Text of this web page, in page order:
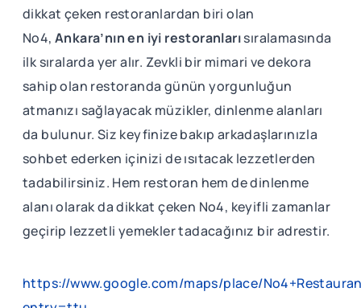
dikkat çeken restoranlardan biri olan
No4, Ankara’nın en iyi restoranlarısıralamasında
ilk sıralarda yer alır. Zevkli bir mimari ve dekora
sahip olan restoranda günün yorgunluğun
atmanızı sağlayacak müzikler, dinlenme alanları
da bulunur. Siz keyfinize bakıp arkadaşlarınızla
sohbet ederken içinizi de ısıtacak lezzetlerden
tadabilirsiniz. Hem restoran hem de dinlenme
alanı olarak da dikkat çeken No4, keyifli zamanlar
geçirip lezzetli yemekler tadacağınız bir adrestir.
https://www.google.com/maps/place/